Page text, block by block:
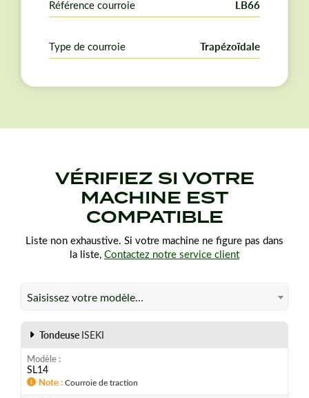
commande.
Référence courroie LB66
Type de courroie Trapézoïdale
VÉRIFIEZ SI VOTRE
MACHINE EST
COMPATIBLE
Liste non exhaustive. Si votre machine ne figure pas dans
la liste, Contactez notre service client
Saisissez votre modèle…
Tondeuse ISEKI
Modèle
SL14
Note Courroie de traction